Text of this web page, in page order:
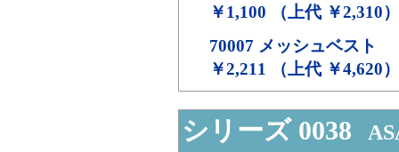
￥1,100 （上代 ￥2,310）
70007 メッシュベスト
￥2,211 （上代 ￥4,620）
シリーズ 0038